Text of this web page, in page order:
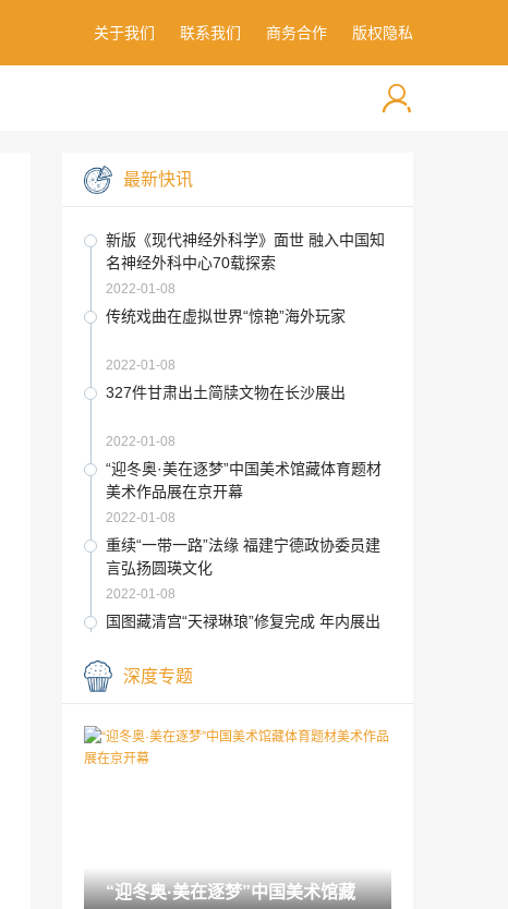
关于我们 联系我们 商务合作 版权隐私
最新快讯
新版《现代神经外科学》面世 融入中国知
名神经外科中心70载探索
2022-01-08
传统戏曲在虚拟世界“惊艳”海外玩家
2022-01-08
327件甘肃出土简牍文物在长沙展出
2022-01-08
“迎冬奥·美在逐梦”中国美术馆藏体育题材
美术作品展在京开幕
2022-01-08
重续“一带一路”法缘 福建宁德政协委员建
言弘扬圆瑛文化
2022-01-08
国图藏清宫“天禄琳琅”修复完成 年内展出
2022-01-08
2022-01-08
2022-01-08
深度专题
“迎冬奥·美在逐梦”中国美术馆藏